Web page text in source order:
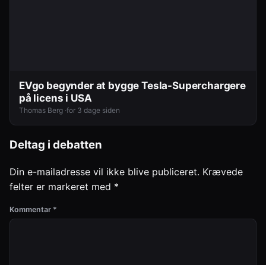
EVgo begynder at bygge Tesla-Superchargere
på licens i USA
Thomas Berg ·for 3 dage siden
Deltag i debatten
Din e-mailadresse vil ikke blive publiceret. Krævede
felter er markeret med *
Kommentar *